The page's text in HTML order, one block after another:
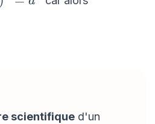
scientifique d'un